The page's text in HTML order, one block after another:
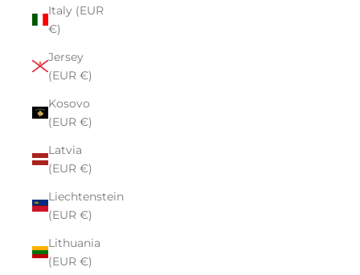
Italy (EUR
€)
Jersey
(EUR €)
Kosovo
(EUR €)
Latvia
(EUR €)
Liechtenstein
(EUR €)
Lithuania
(EUR €)